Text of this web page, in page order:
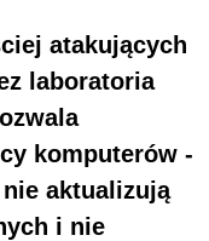
atakujących
laboratoria
komputerów -
aktualizują
i nie